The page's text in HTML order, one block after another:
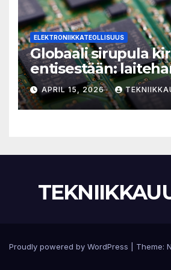
ELEKTRONIIKKATEOLLISUUS
Globaali sirupula
entisestään:
ei kannata pitkittää
APRIL 15, 2026
Proudly powered by WordPress Theme: